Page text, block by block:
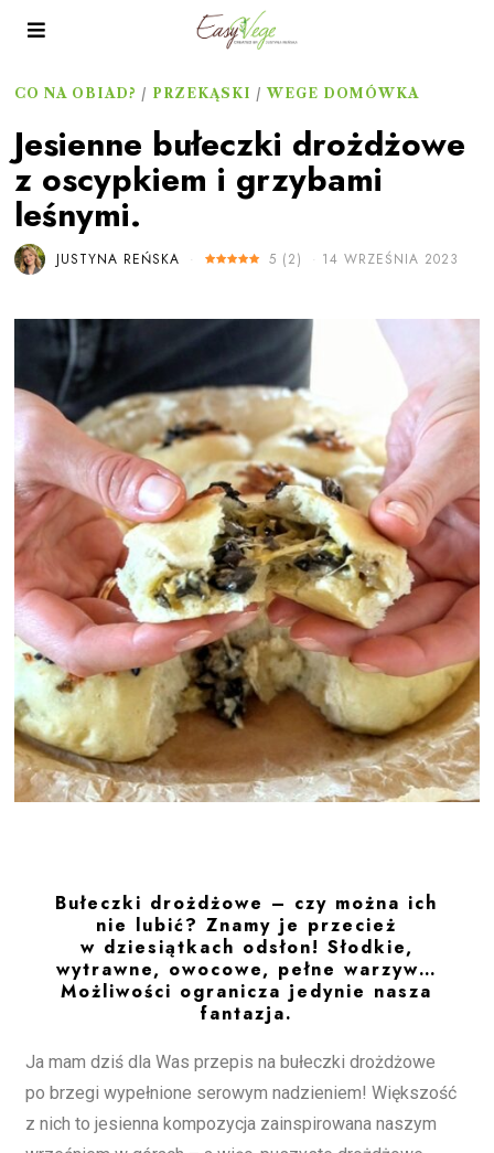
CO NA OBIAD? / PRZEKĄSKI / WEGE DOMÓWKA
Jesienne bułeczki drożdżowe
z oscypkiem i grzybami
leśnymi.
JUSTYNA REŃSKA 5 (2) 14 WRZEŚNIA 2023
Bułeczki drożdżowe – czy można ich
nie lubić? Znamy je przecież
w dziesiątkach odsłon! Słodkie,
wytrawne, owocowe, pełne warzyw…
Możliwości ogranicza jedynie nasza
fantazja.
Ja mam dziś dla Was przepis na bułeczki drożdżowe
po brzegi wypełnione serowym nadzieniem! Większość
z nich to jesienna kompozycja zainspirowana naszym